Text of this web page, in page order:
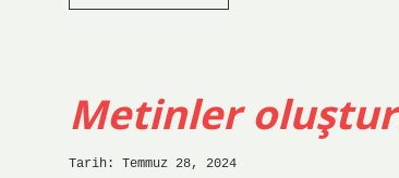
nedir
Metinler
Tarih: Temmuz 28, 2024